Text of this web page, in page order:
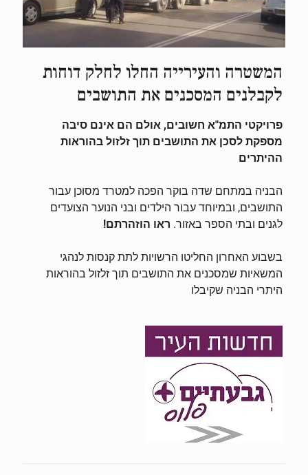
המשטרה והעירייה החלו לחלק דוחות
לקבלנים המסכנים את התושבים
פרויקטי התמ"א חשובים, אולם הם אינם סיבה
מספקת לסכן את התושבים תוך זלזול בהוראות
ההיתרים
הבניה במתחם שדה בוקר הפכה למטרד מסוכן עבור
התושבים, ובמיוחד עבור הילדים ובני הנוער הצועדים
לגנים ובתי הספר באזור. ראו הוזהרתם!
בשבוע האחרון החליטו הרשויות לתת קנסות לנהגי
המשאיות שמסכנים את התושבים תוך זלזול בהוראות
היתרי הבניה שקיבלו